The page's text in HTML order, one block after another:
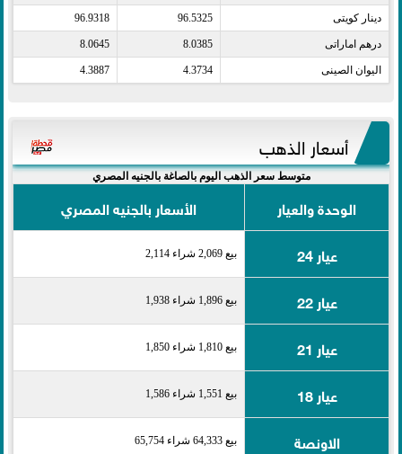
دينار كويتى​ 96.5325
96.9318
درهم اماراتى​ 8.0385
8.0645
اليوان الصينى​ 4.3734
4.3887
أسعار الذهب
متوسط سعر الذهب اليوم بالصاغة بالجنيه المصري
الوحدة والعيار
الأسعار بالجنيه المصري
عيار 24
بيع 2,069 شراء 2,114
عيار 22 بيع 1,896 شراء 1,938
عيار 21 بيع 1,810 شراء 1,850
عيار 18 بيع 1,551 شراء 1,586
الاونصة بيع 64,333 شراء 65,754